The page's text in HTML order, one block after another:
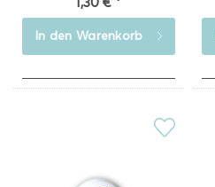
In den Warenkorb